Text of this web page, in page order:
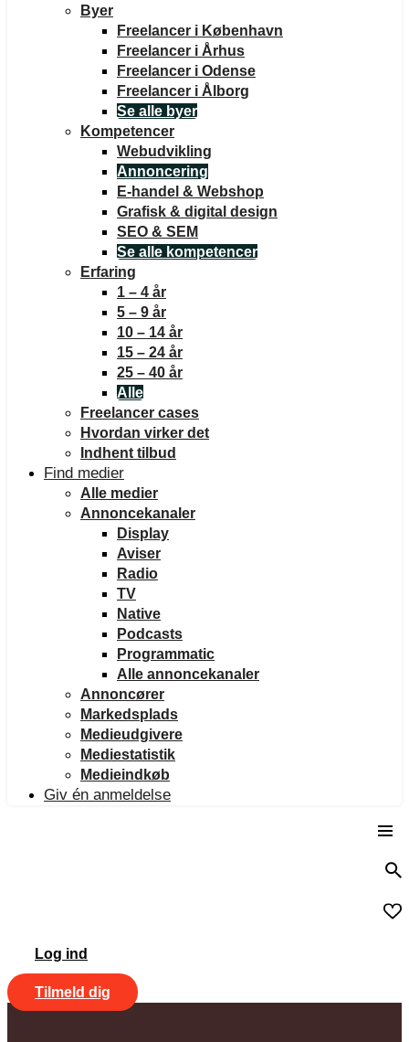
Byer
Freelancer i København
Freelancer i Århus
Freelancer i Odense
Freelancer i Ålborg
Se alle byer
Kompetencer
Webudvikling
Annoncering
E-handel & Webshop
Grafisk & digital design
SEO & SEM
Se alle kompetencer
Erfaring
1 – 4 år
5 – 9 år
10 – 14 år
15 – 24 år
25 – 40 år
Alle
Freelancer cases
Hvordan virker det
Indhent tilbud
Find medier
Alle medier
Annoncekanaler
Display
Aviser
Radio
TV
Native
Podcasts
Programmatic
Alle annoncekanaler
Annoncører
Markedsplads
Medieudgivere
Mediestatistik
Medieindkøb
Giv én anmeldelse
Log ind
Tilmeld dig